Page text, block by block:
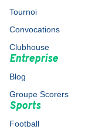
Tournoi
Convocations
Clubhouse
Entreprise
Blog
Groupe Scorers
Sports
Football